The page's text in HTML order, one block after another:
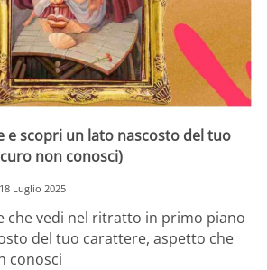
e scopri un lato nascosto del tuo
non conosci)
18 Luglio 2025
che vedi nel ritratto in primo piano
del tuo carattere, aspetto che
conosci